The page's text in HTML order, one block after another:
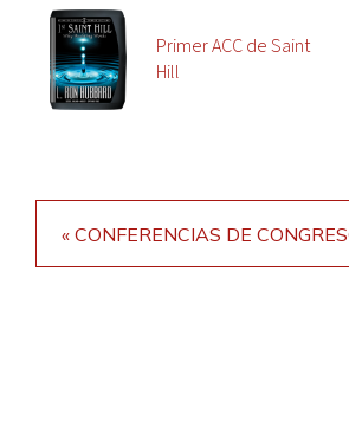
Primer ACC de Saint
Hill
« CONFERENCIAS DE